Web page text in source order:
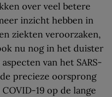
over veel betere
inzicht hebben in
ziekten veroorzaken,
nu nog in het duister
van het SARS-
precieze oorsprong
19 op de lange